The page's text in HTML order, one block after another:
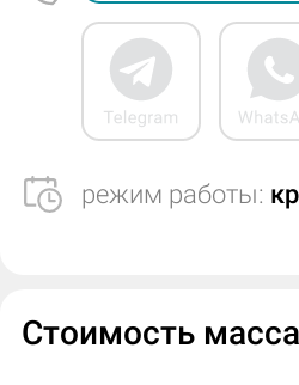
режим работы:
Стоимость